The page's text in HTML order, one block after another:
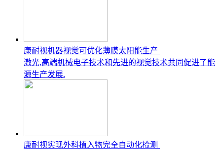
康耐视机器视觉可优化薄膜太阳能生产
激光,高端机械电子技术和先进的视觉技术共同促进了能
源生产发展.
康耐视实现外科植入物完全自动化检测